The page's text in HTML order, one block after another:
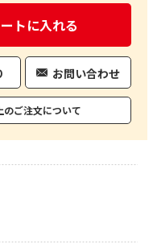
トに入れる
お問い合わせ
のご注文について